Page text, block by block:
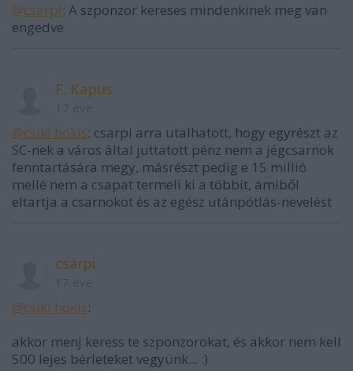
@csarpi: A szponzor kereses mindenkinek meg van
engedve
F. Kapus
@csiki hokis: csarpi arra utalhatott, hogy egyrészt az
SC-nek a város által juttatott pénz nem a jégcsarnok
fenntartására megy, másrészt pedig e 15 millió
mellé nem a csapat termeli ki a többit, amiből
eltartja a csarnokot és az egész utánpótlás-nevelést
csárpi
@csiki hokis:
akkor menj keress te szponzorokat, és akkor nem kell
500 lejes bérleteket vegyünk... :)